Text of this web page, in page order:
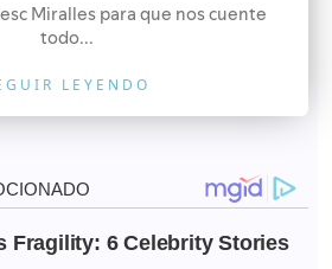
Miralles para que nos cuente
todo...
LEYENDO